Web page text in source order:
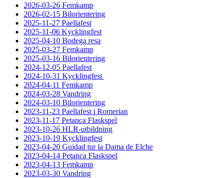
2026-03-26 Femkamp
2026-02-15 Bilorientering
2025-11-27 Paellafest
2025-11-06 Kycklingfest
2025-04-10 Bodega resa
2025-03-27 Femkamp
2025-03-16 Bilorientering
2024-12-05 Paellafest
2024-10-31 Kycklingfest
2024-04-11 Femkamp
2024-03-28 Vandring
2024-03-10 Bilorientering
2023-11-23 Paellafest i Romerian
2023-11-17 Petanca Flaskspel
2023-10-26 HLR-utbildning
2023-10-19 Kycklingfest
2023-04-20 Guidad tur la Dama de Elche
2023-04-14 Petanca Flaskspel
2023-04-13 Femkamp
2023-03-30 Vandring